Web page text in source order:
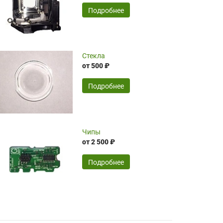
временные затраты по достаточно
оптимизированной стоимости, чему
чрезмерно благодарны!)))
SERGEY FOURSOV,24.04.2026
широкий ассортимент ламп, как оригиналов,
так и аналогов.Быстрое оформление и
передача в доставку, приемлемые цены. Мне
понравилось.
Читать полностью
16.04.2026
Подробнее
Стекла
от 500 ₽
Подробнее
Чипы
от 2 500 ₽
Подробнее